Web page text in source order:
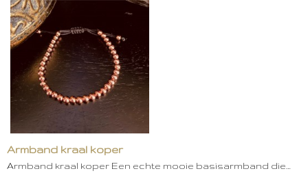
Armband kraal koper
Armband kraal koper Een echte mooie basisarmband die…